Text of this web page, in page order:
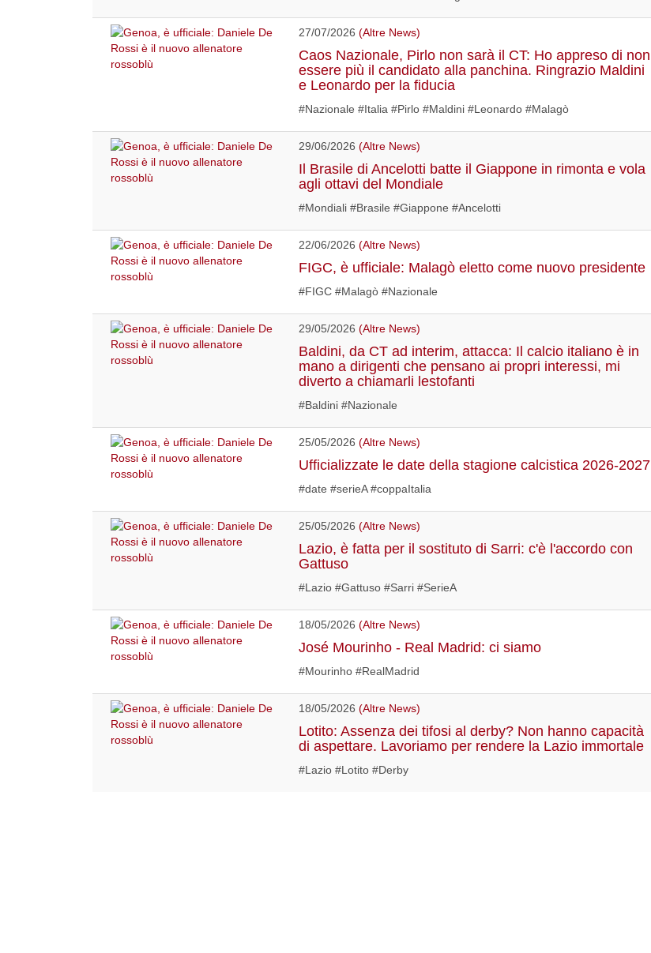
27/07/2026 (Altre News)
Caos Nazionale, Pirlo non sarà il CT: Ho appreso di non
essere più il candidato alla panchina. Ringrazio Maldini
e Leonardo per la fiducia
#Nazionale #Italia #Pirlo #Maldini #Leonardo #Malagò
29/06/2026 (Altre News)
Il Brasile di Ancelotti batte il Giappone in rimonta e vola
agli ottavi del Mondiale
#Mondiali #Brasile #Giappone #Ancelotti
22/06/2026 (Altre News)
FIGC, è ufficiale: Malagò eletto come nuovo presidente
#FIGC #Malagò #Nazionale
29/05/2026 (Altre News)
Baldini, da CT ad interim, attacca: Il calcio italiano è in
mano a dirigenti che pensano ai propri interessi, mi
diverto a chiamarli lestofanti
#Baldini #Nazionale
25/05/2026 (Altre News)
Ufficializzate le date della stagione calcistica 2026-2027
#date #serieA #coppaItalia
25/05/2026 (Altre News)
Lazio, è fatta per il sostituto di Sarri: c'è l'accordo con
Gattuso
#Lazio #Gattuso #Sarri #SerieA
18/05/2026 (Altre News)
José Mourinho - Real Madrid: ci siamo
#Mourinho #RealMadrid
18/05/2026 (Altre News)
Lotito: Assenza dei tifosi al derby? Non hanno capacità
di aspettare. Lavoriamo per rendere la Lazio immortale
#Lazio #Lotito #Derby